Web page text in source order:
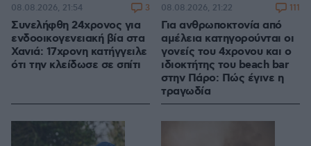
Συνελήφθη 24χρονος για
ενδοοικογενειακή βία στα
Χανιά: 17χρονη κατήγγειλε
ότι την κλείδωσε σε σπίτι
08.08.2026, 21:54 3
Για ανθρωποκτονία από
αμέλεια κατηγορούνται οι
γονείς του 4χρονου και ο
ιδιοκτήτης του beach bar
στην Πάρο: Πώς έγινε η
τραγωδία
08.08.2026, 21:22 111